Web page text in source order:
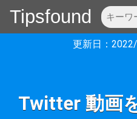
Tipsfound
更新日：
Twitter 動画